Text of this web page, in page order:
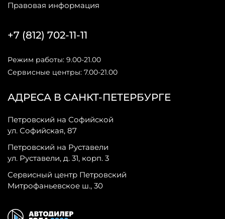
Правовая информация
АДРЕСА В САНКТ-ПЕТЕРБУРГЕ
Петровский на Софийской
ул. Софийская, 87
Петровский на Руставели
ул. Руставели, д. 31, корп. 3
Сервисный центр Петровский
Митрофаньевское ш., 30
+7 (812) 702-11-11
Режим работы: 9.00-21.00
Сервисные центры: 7.00-21.00